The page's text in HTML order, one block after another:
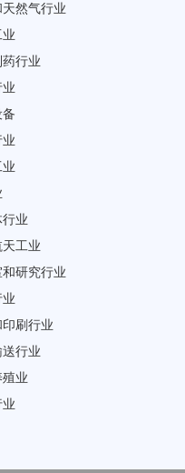
然气行业
行业
业
工业
和研究行业
刷行业
行业
业